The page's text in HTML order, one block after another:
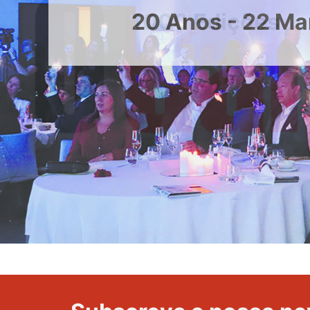
menos
de
horas
após
campanha
reforço
20 Anos - 22